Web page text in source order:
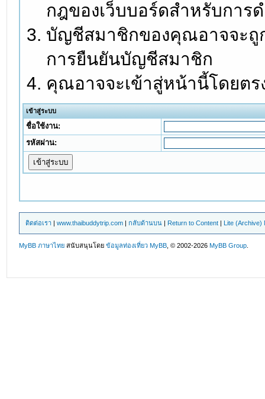
กฎของเว็บบอร์ดสำหรับการ
บัญชีสมาชิกของคุณอาจจะถู
การยืนยันบัญชีสมาชิก
คุณอาจจะเข้าสู่หน้านี้โดยต
เข้าสู่ระบบ
ชื่อใช้งาน:
รหัสผ่าน:
ติดต่อเรา |www.thaibuddytrip.com |กลับด้านบน | Return to Content | Lite (Archive)
MyBB ภาษาไทย สนับสนุนโดยข้อมูลท่องเที่ยว MyBB , © 2002-2026MyBB Group